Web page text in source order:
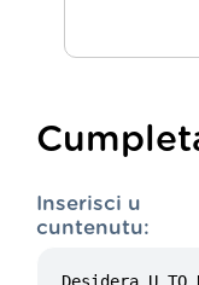
Inserisci u
cuntenutu: